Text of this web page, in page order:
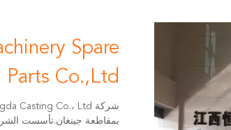
Spare
Parts Co.,Ltd